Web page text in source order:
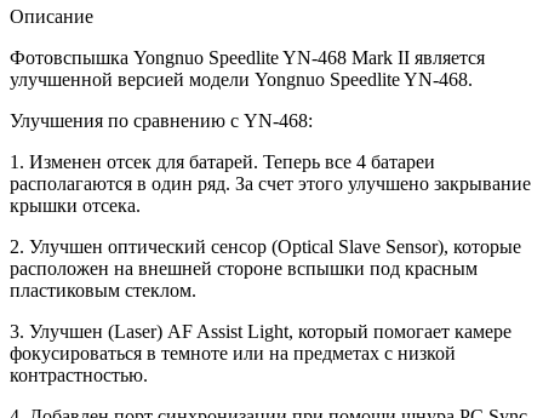
Описание
Фотовспышка Yongnuo Speedlite YN-468 Mark II является
улучшенной версией модели Yongnuo Speedlite YN-468.
Улучшения по сравнению с YN-468:
1. Изменен отсек для батарей. Теперь все 4 батареи
располагаются в один ряд. За счет этого улучшено закрывание
крышки отсека.
2. Улучшен оптический сенсор (Optical Slave Sensor), которые
расположен на внешней стороне вспышки под красным
пластиковым стеклом.
3. Улучшен (Laser) AF Assist Light, который помогает камере
фокусироваться в темноте или на предметах с низкой
контрастностью.